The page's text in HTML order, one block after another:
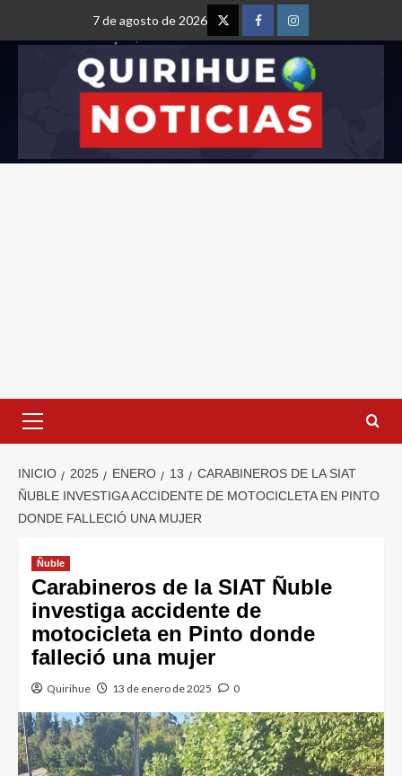
7 de agosto de 2026
INICIO 2025 ENERO 13
CARABINEROS DE LA SIAT
ÑUBLE INVESTIGA ACCIDENTE DE MOTOCICLETA EN PINTO
DONDE FALLECIÓ UNA MUJER
Ñuble
Carabineros de la SIAT Ñuble
investiga accidente de
motocicleta en Pinto donde
falleció una mujer
Quirihue 13 de enero de 2025 0